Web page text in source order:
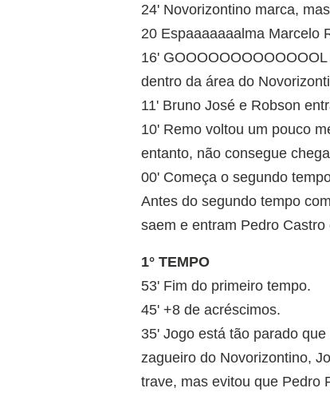
24' Novorizontino marca,
20 Espaaaaaaalma Marcelo
16'
dentro da área do
11' Bruno José e Robson
10' Remo voltou um pouco
entanto, não consegue
00' Começa o segundo
Antes do segundo tempo
saem e entram Pedro Castro
1° TEMPO
53' Fim do primeiro tempo.
45' +8 de acréscimos.
35' Jogo está tão parado
zagueiro do Novorizontino,
trave, mas evitou que Pedro